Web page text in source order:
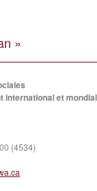
»
international et
(4534)